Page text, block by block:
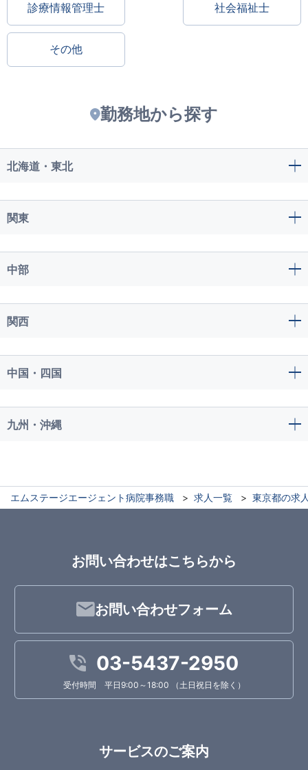
診療情報管理士 社会福祉士
その他
勤務地から探す
北海道・東北
関東
中部
関西
中国・四国
九州・沖縄
エムステージエージェント病院事務職 求人一覧 東京都の求
お問い合わせはこちらから
お問い合わせフォーム
03-5437-2950
受付時間 平日9:00～18:00 （土日祝日を除く）
サービスのご案内